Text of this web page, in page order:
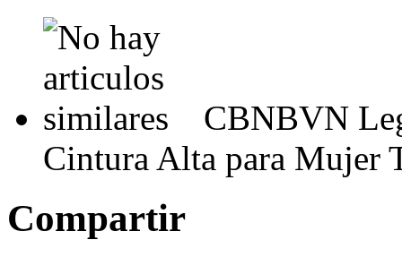
CBNBVN
Cintura Alta para Mujer
Compartir